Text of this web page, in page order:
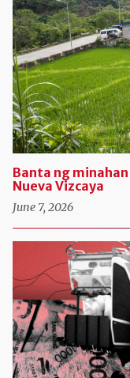
Banta ng
Nueva Vizcaya
June 7, 2026